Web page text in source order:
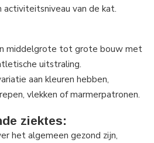
van de kat.
middelgrote tot grote bouw met
uitstraling.
aan kleuren hebben,
vlekken of marmerpatronen.
ziektes:
het algemeen gezond zijn,